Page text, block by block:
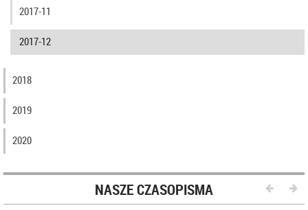
2017-11
2017-12
2018
2019
2020
NASZE CZASOPISMA